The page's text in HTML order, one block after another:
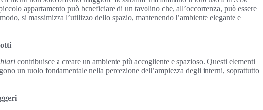
appartamento può beneficiare di un tavolino che, all’occorrenza, può essere
si massimizza l’utilizzo dello spazio, mantenendo l’ambiente elegante e
contribuisce a creare un ambiente più accogliente e spazioso. Questi elementi
un ruolo fondamentale nella percezione dell’ampiezza degli interni, soprattutto